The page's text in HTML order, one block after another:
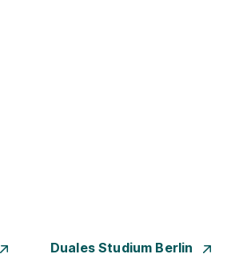
Duales Studium Berlin